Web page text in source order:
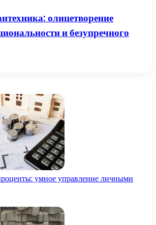
олицетворение
и безупречного
умное управление личными